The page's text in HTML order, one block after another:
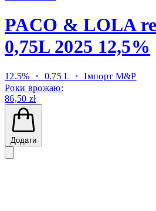
PACO & LOLA
0,75L 2025 12,5%
12.5% ・ 0.75 L ・Імпорт M&P
Роки врожаю:
86,50 zł
Додати